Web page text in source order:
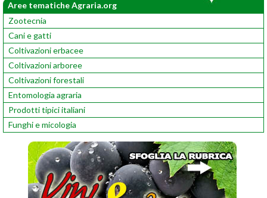
Aree tematiche Agraria.org
Zootecnia
Cani e gatti
Coltivazioni erbacee
Coltivazioni arboree
Coltivazioni forestali
Entomologia agraria
Prodotti tipici italiani
Funghi e micologia